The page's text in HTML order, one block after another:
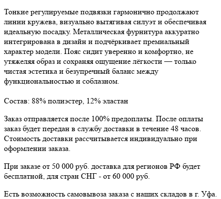
Тонкие регулируемые подвязки гармонично продолжают
линии кружева, визуально вытягивая силуэт и обеспечивая
идеальную посадку. Металлическая фурнитура аккуратно
интегрирована в дизайн и подчёркивает премиальный
характер модели. Пояс сидит уверенно и комфортно, не
утяжеляя образ и сохраняя ощущение лёгкости — только
чистая эстетика и безупречный баланс между
функциональностью и соблазном.
Состав: 88% полиэстер, 12% эластан
Заказ отправляется после 100% предоплаты. После оплаты
заказ будет передан в службу доставки в течение 48 часов.
Стоимость доставки рассчитывается индивидуально при
оформлении заказа.
При заказе от 50 000 руб. доставка для регионов РФ будет
бесплатной, для стран СНГ - от 60 000 руб.
Есть возможность самовывоза заказа с наших складов в г. Уфа.